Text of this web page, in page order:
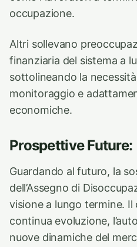
occupazione.
Altri sollevano
finanziaria del sistema a
sottolineando la
monitoraggio e
economiche.
Prospettive Future:
Guardando al futuro, la
dell’Assegno di
visione a lungo termine.
continua evoluzione,
nuove dinamiche del